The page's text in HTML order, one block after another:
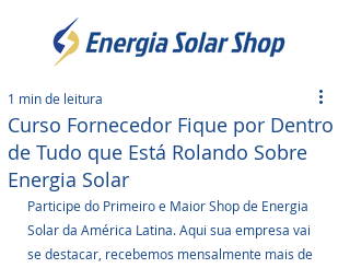
Curso Fornecedor Fique por Dentro
de Tudo que Está Rolando Sobre
Energia Solar
1 min de leitura
Participe do Primeiro e Maior Shop de Energia
Solar da América Latina. Aqui sua empresa vai
se destacar, recebemos mensalmente mais de